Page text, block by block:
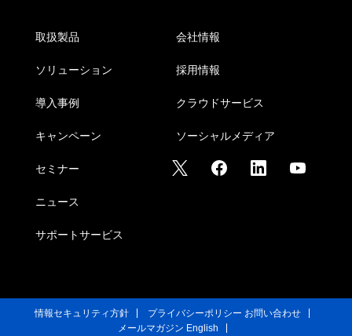
取扱製品
ソリューション
導入事例
キャンペーン
セミナー
ニュース
サポートサービス
会社情報
採用情報
クラウドサービス
ソーシャルメディア
情報セキュリティ方針 プライバシーポリシー お問い合わせ
メールマガジン English